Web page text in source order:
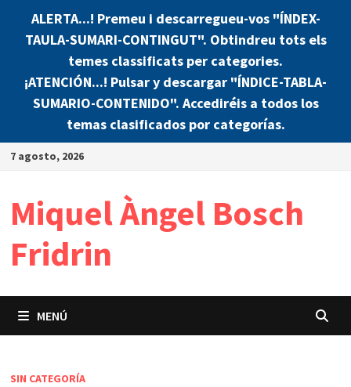
ALERTA...! Premeu i descarregueu-vos "ÍNDEX-
TAULA-SUMARI-CONTINGUT". Obtindreu tots els
temes classificats per categories.
¡ATENCIÓN...! Pulsar y descargar "ÍNDICE-TABLA-
SUMARIO-CONTENIDO". Accediréis a todos los
temas clasificados por categorías.
Saltar
7 agosto, 2026
Miquel Àngel Bosch
Fridrin
MENÚ
SIN CATEGORÍA